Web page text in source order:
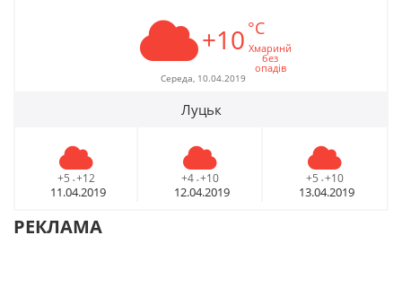
+10 °C
Хмаринй
без
опадів
Середа, 10.04.2019
Луцьк
+5 - +12
11.04.2019
+4 - +10
12.04.2019
+5 - +10
13.04.2019
РЕКЛАМА